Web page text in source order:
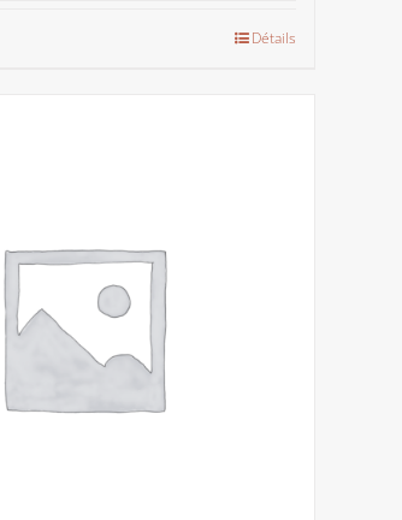
Détails